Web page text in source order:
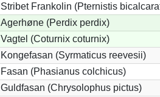
Stribet Frankolin (Pternistis
Agerhøne (Perdix perdix)
Vagtel (Coturnix coturnix)
Kongefasan (Syrmaticus reevesii)
Fasan (Phasianus colchicus)
Guldfasan (Chrysolophus pictus)